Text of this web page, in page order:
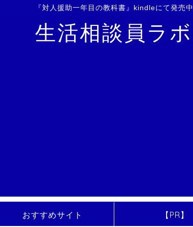
『対人援助一年目の教科書』kindleにて発売中
生活相談員ラボ
おすすめサイト 【PR】